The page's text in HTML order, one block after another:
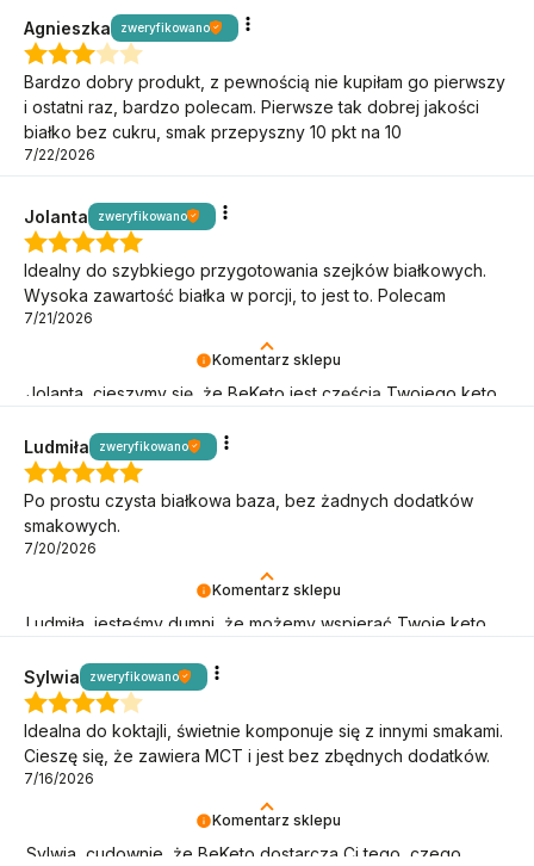
Agnieszka
zweryfikowano
Bardzo dobry produkt, z pewnością nie kupiłam go pierwszy
i ostatni raz, bardzo polecam. Pierwsze tak dobrej jakości
białko bez cukru, smak przepyszny 10 pkt na 10
7/22/2026
Komentarz sklepu
Jolanta, cieszymy się, że BeKeto jest częścią Twojego keto
Jolanta zweryfikowano
Idealny do szybkiego przygotowania szejków białkowych.
Wysoka zawartość białka w porcji, to jest to. Polecam
7/21/2026
Komentarz sklepu
Ludmiła, jesteśmy dumni, że możemy wspierać Twoje keto
Ludmiła zweryfikowano
Po prostu czysta białkowa baza, bez żadnych dodatków
smakowych.
7/20/2026
Komentarz sklepu
Sylwia, cudownie, że BeKeto dostarcza Ci tego, czego
Sylwia zweryfikowano
Idealna do koktajli, świetnie komponuje się z innymi smakami.
Cieszę się, że zawiera MCT i jest bez zbędnych dodatków.
7/16/2026